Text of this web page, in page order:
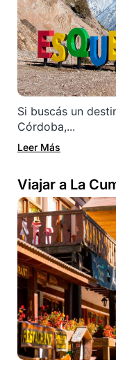
Si buscás un
Córdoba,...
Leer Más
Viajar a La